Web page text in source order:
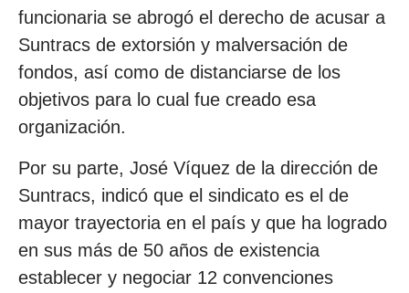
funcionaria se abrogó el derecho de acusar a
Suntracs de extorsión y malversación de
fondos, así como de distanciarse de los
objetivos para lo cual fue creado esa
organización.
Por su parte, José Víquez de la dirección de
Suntracs, indicó que el sindicato es el de
mayor trayectoria en el país y que ha logrado
en sus más de 50 años de existencia
establecer y negociar 12 convenciones